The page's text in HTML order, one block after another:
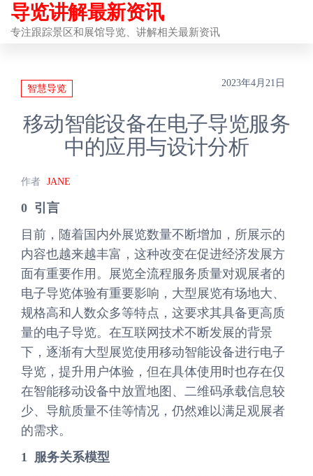
前
往
导览讲解最新资讯
专注跟踪景区和展馆导览、讲解相关最新资讯
智慧导览
2023年4月21日
移动智能设备在电子导览服务
中的应用与设计分析
作者 JANE
0 引言
目前，随着国内外展览数量不断增加，所展示的
内容也越来越丰富，这种改变在促进经济发展方
面有重要作用。展览全流程服务质量对观展者的
电子导览体验有重要影响，大型展览有场地大、
规格高和人数众多等特点，这要求其具备更高质
量的电子导览。在互联网技术不断发展的背景
下，逐渐有大型展览使用移动智能设备进行电子
导览，提升用户体验，但在具体使用时也存在仅
在智能移动设备中放置地图、二维码承载信息较
少、导航质量不佳等情况，仍然难以满足观展者
的需求。
1 服务关系模型